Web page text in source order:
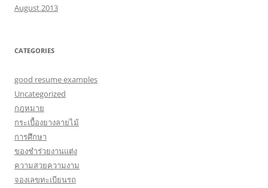
August 2013
CATEGORIES
good resume examples
Uncategorized
กฎหมาย
กระเบื้องยางลายไม้
การศึกษา
ของชำร่วยงานแต่ง
ความสวยความงาม
จองเลขทะเบียนรถ